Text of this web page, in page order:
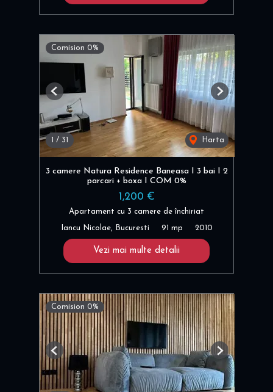
Comision 0%
1 / 31 Harta
Previous Next
3 camere Natura Residence Baneasa I 3 bai I 2
parcari + boxa I COM 0%
1,200 €
Apartament cu 3 camere de închiriat
Iancu Nicolae, Bucuresti 91 mp 2010
Vezi mai multe detalii
Comision 0%
Previous Next